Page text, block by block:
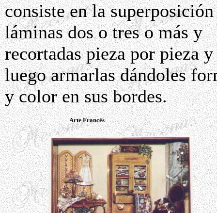
consiste en la
láminas dos o tres o más y
recortadas pieza por pieza y
luego armarlas dándoles
y color en sus bordes.
Arte Francés